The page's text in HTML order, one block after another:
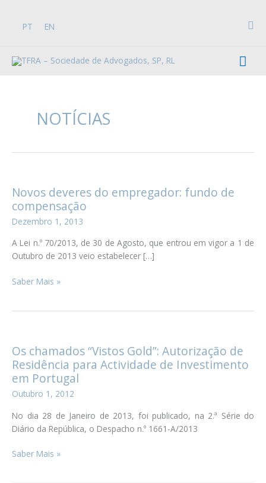
contentPT EN
NOTÍCIAS
Novos deveres do empregador: fundo de
compensação
Dezembro 1, 2013
A Lei n.º 70/2013, de 30 de Agosto, que entrou em vigor a 1 de
Outubro de 2013 veio estabelecer […]
Novos
de
compensação
Saber Mais »
Os chamados “Vistos Gold”: Autorização de
Residência para Actividade de Investimento
em Portugal
Outubro 1, 2012
No dia 28 de Janeiro de 2013, foi publicado, na 2.ª Série do
Diário da República, o Despacho n.º 1661-A/2013
Os
Saber Mais »